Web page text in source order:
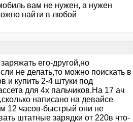
вам не нужен, а нужен
найти в любой
его-другой,но
не делать,то можно поискать в
и купить 2-4 штуки под
для 4х пальчиков.На 17 ач
написано на девайсе
12 часов-быстрый они не
штатные зарядки от 220в что-